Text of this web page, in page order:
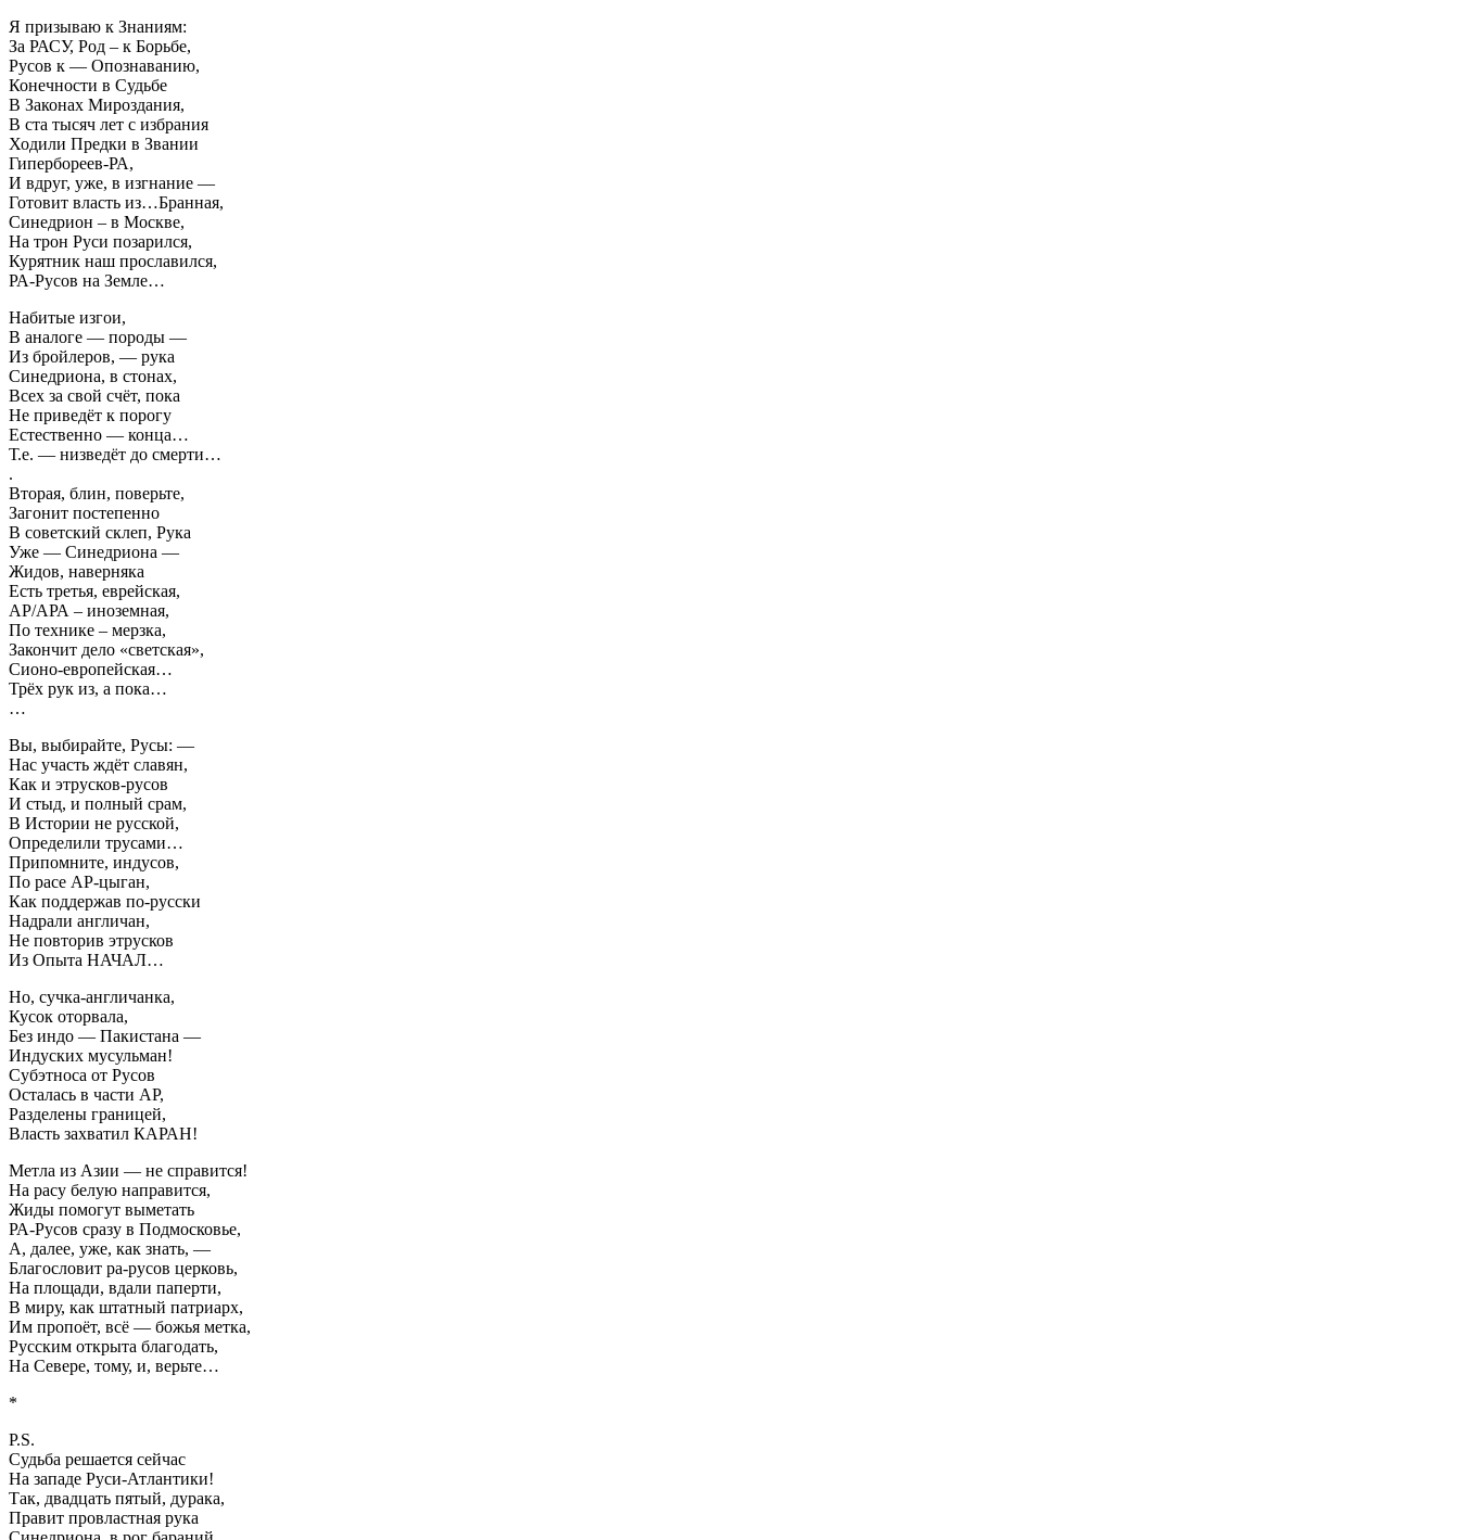
Я призываю к Знаниям:
За РАСУ, Род – к Борьбе,
Русов к — Опознаванию,
Конечности в Судьбе
В Законах Мироздания,
В ста тысяч лет с избрания
Ходили Предки в Звании
Гипербореев-РА,
И вдруг, уже, в изгнание —
Готовит власть из…Бранная,
Синедрион – в Москве,
На трон Руси позарился,
Курятник наш прославился,
РА-Русов на Земле…
Набитые изгои,
В аналоге — породы —
Из бройлеров, — рука
Синедриона, в стонах,
Всех за свой счёт, пока
Не приведёт к порогу
Естественно — конца…
Т.е. — низведёт до смерти…
.
Вторая, блин, поверьте,
Загонит постепенно
В советский склеп, Рука
Уже — Синедриона —
Жидов, наверняка
Есть третья, еврейская,
АР/АРА – иноземная,
По технике – мерзка,
Закончит дело «светская»,
Сионо-европейская…
Трёх рук из, а пока…
…
Вы, выбирайте, Русы: —
Нас участь ждёт славян,
Как и этрусков-русов
И стыд, и полный срам,
В Истории не русской,
Определили трусами…
Припомните, индусов,
По расе АР-цыган,
Как поддержав по-русски
Надрали англичан,
Не повторив этрусков
Из Опыта НАЧАЛ…
Но, сучка-англичанка,
Кусок оторвала,
Без индо — Пакистана —
Индуских мусульман!
Субэтноса от Русов
Осталась в части АР,
Разделены границей,
Власть захватил КАРАН!
Метла из Азии — не справится!
На расу белую направится,
Жиды помогут выметать
РА-Русов сразу в Подмосковье,
А, далее, уже, как знать, —
Благословит ра-русов церковь,
На площади, вдали паперти,
В миру, как штатный патриарх,
Им пропоёт, всё — божья метка,
Русским открыта благодать,
На Севере, тому, и, верьте…
*
P.S.
Судьба решается сейчас
На западе Руси-Атлантики!
Так, двадцать пятый, дурака,
Правит провластная рука